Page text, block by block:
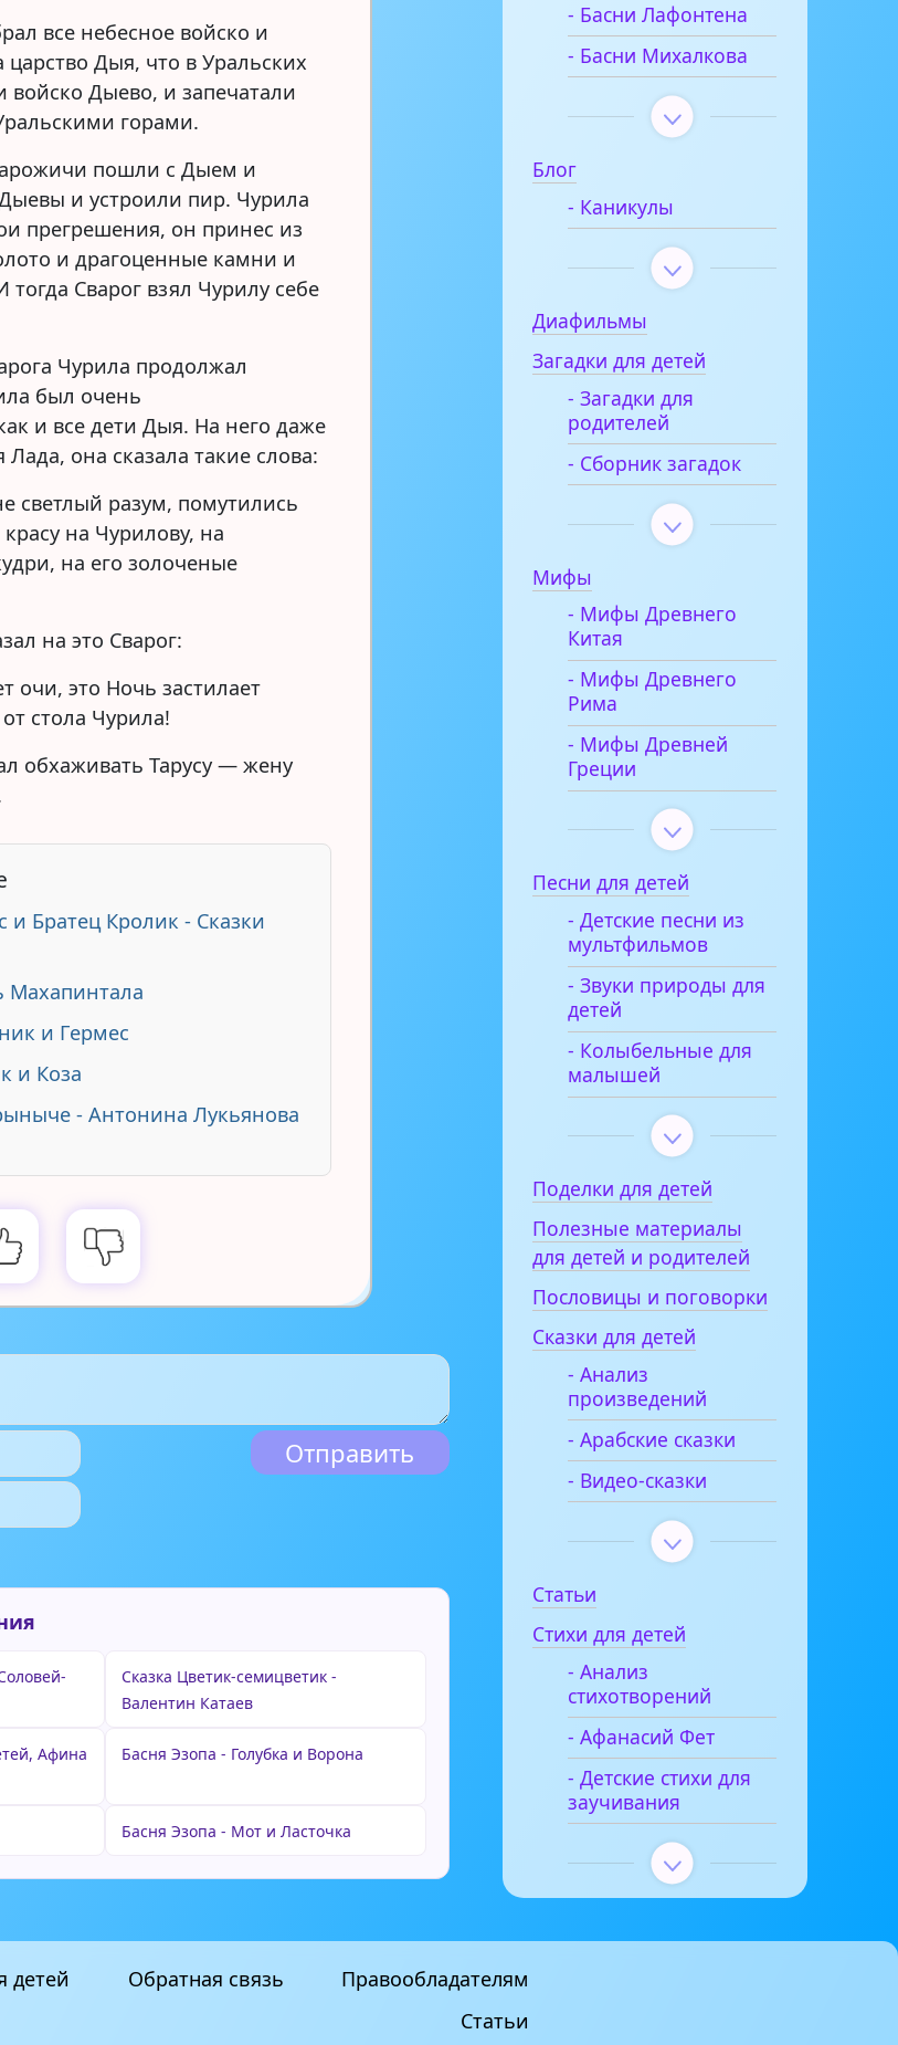
все небесное войско и
Дыя, что в Уральских
войско Дыево, и запечатали
горами.
пошли с Дыем и
и устроили пир. Чурила
прегрешения, он принес из
и драгоценные камни и
тогда Сварог взял Чурилу себе
Чурила продолжал
был очень
и все дети Дыя. На него даже
Лада, она сказала такие слова:
светлый разум, помутились
на Чурилову, на
на его золоченые
на это Сварог:
очи, это Ночь застилает
стола Чурила!
обхаживать Тарусу — жену
и Братец Кролик - Сказки
Махапинтала
и Гермес
и Коза
- Антонина Лукьянова
Сказка Цветик-семицветик -
Валентин Катаев
Афина
Басня Эзопа - Голубка и Ворона
Басня Эзопа - Мот и Ласточка
- Басни Лафонтена
- Басни Михалкова
Блог
- Каникулы
Диафильмы
Загадки для детей
- Загадки для
родителей
- Сборник загадок
Мифы
- Мифы Древнего
Китая
- Мифы Древнего
Рима
- Мифы Древней
Греции
Песни для детей
- Детские песни из
мультфильмов
- Звуки природы для
детей
- Колыбельные для
малышей
Поделки для детей
Полезные материалы
для детей и родителей
Пословицы и поговорки
Сказки для детей
- Анализ
произведений
- Арабские сказки
- Видео-сказки
Статьи
Стихи для детей
- Анализ
стихотворений
- Афанасий Фет
- Детские стихи для
заучивания
детей Обратная связь
Правообладателям
Статьи